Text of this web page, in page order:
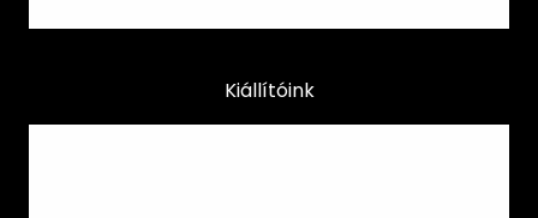
Kiállítóink